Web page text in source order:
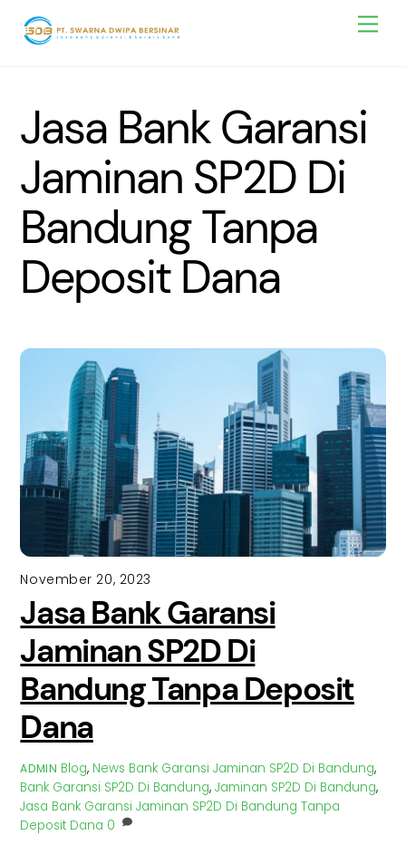
content
Jasa Bank Garansi
Jaminan SP2D Di
Bandung Tanpa
Deposit Dana
November 20, 2023
Jasa Bank Garansi
Jaminan SP2D Di
Bandung Tanpa Deposit
Dana
ADMIN Blog, News Bank Garansi Jaminan SP2D Di Bandung,
Bank Garansi SP2D Di Bandung,Jaminan SP2D Di Bandung,
Jasa Bank Garansi Jaminan SP2D Di Bandung Tanpa
Deposit Dana 0